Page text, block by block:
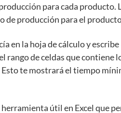
para cada producto.
producción para el
en la hoja de cálculo y
rango de celdas que contiene
te mostrará el tiempo
herramienta útil en Excel que